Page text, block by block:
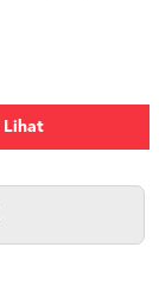
Lihat